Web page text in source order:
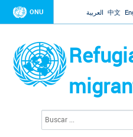
Jump to
ONU العربية 中文
s